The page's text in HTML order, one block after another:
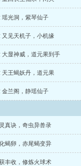
瑶光洞，紫琴仙子
又见天机子，小机缘
大显神威，道元果到手
天王蝎妖丹，道元果
金兰阁，静瑶仙子
真诀，奇虫异兽录
蝎卵，赤尾蝎变异
丰收，修炼火球术